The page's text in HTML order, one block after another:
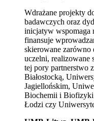
Wdrażane projekty
badawczych oraz
inicjatyw wspomaga
finansuje
skierowane
uczelni, realizowane
tej pory partnerstwo
Białostocką,
Jagiellońskim,
Biochemii i
Łodzi czy